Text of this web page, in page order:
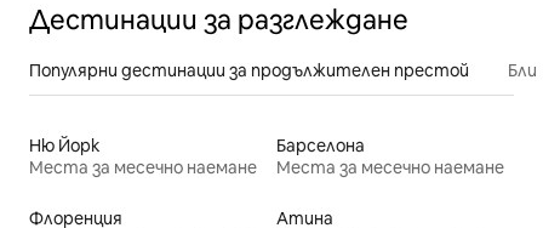
Дестинации за разглеждане
Популярни дестинации за продължителен престой
Ню Йорк
Места за месечно наемане
Барселона
Места за месечно наемане
Флоренция
Атина